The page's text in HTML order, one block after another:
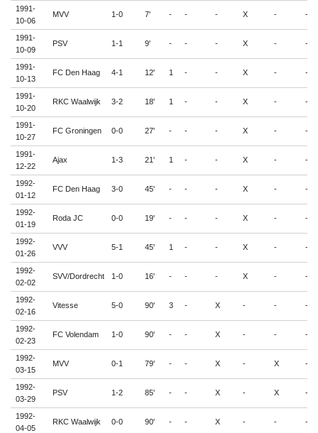
1991-
10-06
MVV 1-0 7' - - - X - -
1991-
10-09
PSV 1-1 9' - - - X - -
1991-
10-13
FC Den Haag 4-1 12' 1 - - X - -
1991-
10-20
RKC Waalwijk 3-2 18' 1 - - X - -
1991-
10-27
FC Groningen 0-0 27' - - - X - -
1991-
12-22
Ajax 1-3 21' 1 - - X - -
1992-
01-12
FC Den Haag 3-0 45' - - - X - -
1992-
01-19
Roda JC 0-0 19' - - - X - -
1992-
01-26
VVV 5-1 45' 1 - - X - -
1992-
02-02
SVV/Dordrecht 1-0 16' - - - X - -
1992-
02-16
Vitesse 5-0 90' 3 - X - - -
1992-
02-23
FC Volendam 1-0 90' - - X - - -
1992-
03-15
MVV 0-1 79' - - X - X -
1992-
03-29
PSV 1-2 85' - - X - X -
1992-
04-05
RKC Waalwijk 0-0 90' - - X - - -